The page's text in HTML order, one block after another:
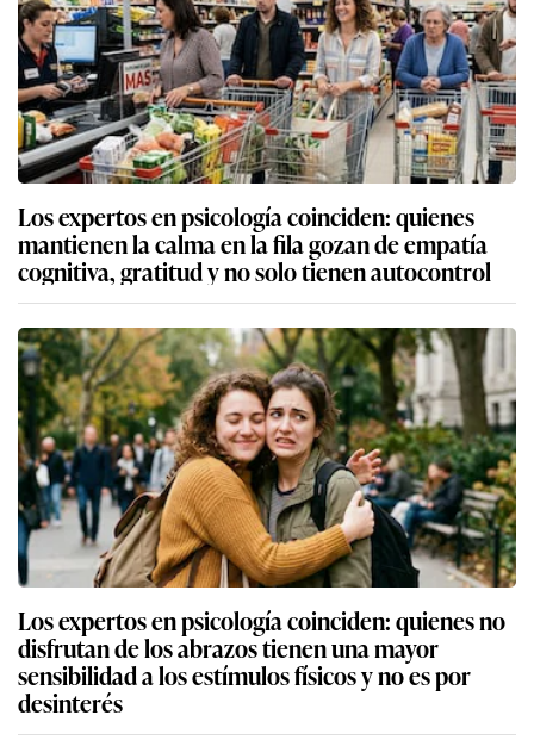
Los expertos en psicología coinciden: quienes
mantienen la calma en la fila gozan de empatía
cognitiva, gratitud y no solo tienen autocontrol
Los expertos en psicología coinciden: quienes no
disfrutan de los abrazos tienen una mayor
sensibilidad a los estímulos físicos y no es por
desinterés